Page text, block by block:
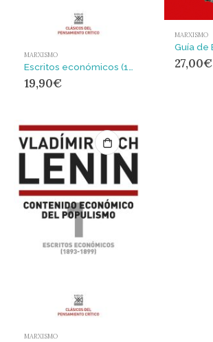
MARXISMO
19,90€
MARXISMO
27,00€
MARXISMO